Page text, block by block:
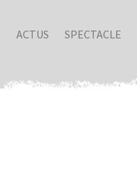
ACTUS SPECTACLE